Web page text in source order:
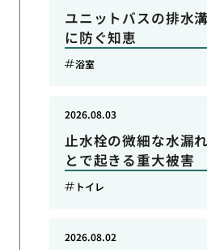
ユニットバスの排水
に防ぐ知恵
浴室
止水栓の微細な水漏
とで起きる重大被害
2026.08.03
トイレ
2026.08.02